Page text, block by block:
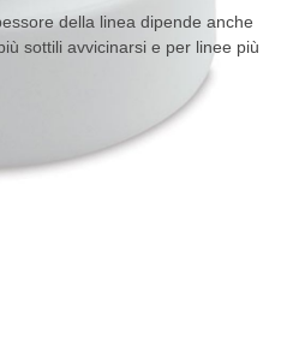
della linea dipende anche
sottili avvicinarsi e per linee più